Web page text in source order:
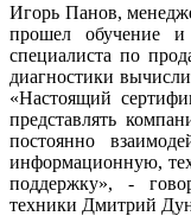
Игорь Панов,
прошел обучение и
специалиста по
диагностики
«Настоящий
представлять
постоянно
информационную,
поддержку», -
техники Дмитрий